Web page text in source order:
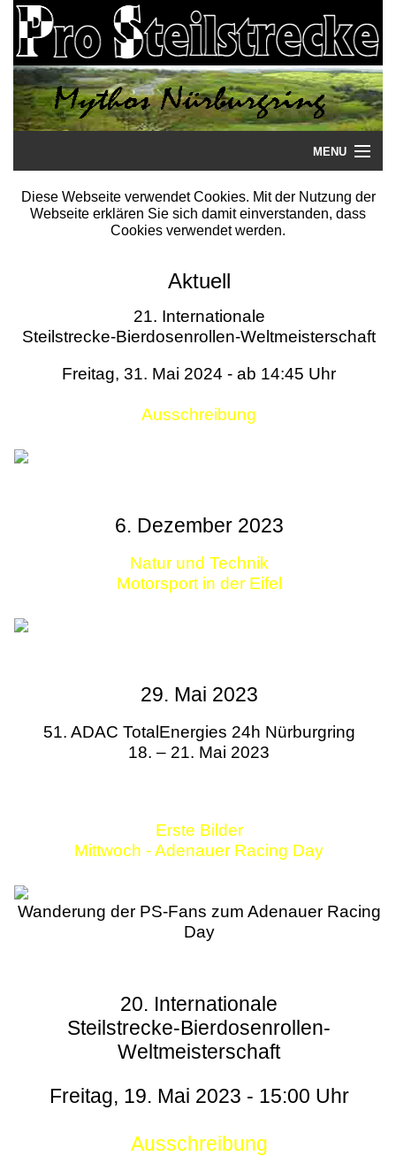
MENU
Startseite
Literatur
Termine
Diese Webseite verwendet Cookies. Mit der Nutzung der
Webseite erklären Sie sich damit einverstanden, dass
Cookies verwendet werden.
Aktuell
21. Internationale
Steilstrecke-Bierdosenrollen-Weltmeisterschaft
Freitag, 31. Mai 2024 - ab 14:45 Uhr
Ausschreibung
6. Dezember 2023
Natur und Technik
Motorsport in der Eifel
29. Mai 2023
51. ADAC TotalEnergies 24h Nürburgring
18. – 21. Mai 2023
Erste Bilder
Mittwoch - Adenauer Racing Day
Wanderung der PS-Fans zum Adenauer Racing
Day
20. Internationale
Steilstrecke-Bierdosenrollen-
Weltmeisterschaft
Freitag, 19. Mai 2023 - 15:00 Uhr
Ausschreibung